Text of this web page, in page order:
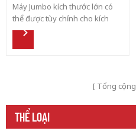
Máy Jumbo kích thước lớn có
thể được tùy chỉnh cho kích
thước đặc biệt, in đáy với keo
Tổng cộng
THỂ LOẠI